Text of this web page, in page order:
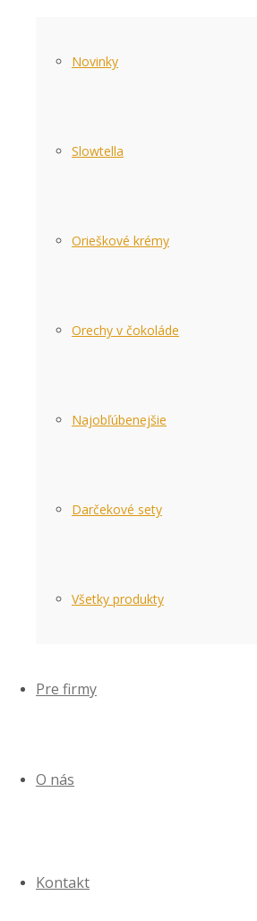
Novinky
Slowtella
Orieškové krémy
Orechy v čokoláde
Najobľúbenejšie
Darčekové sety
Všetky produkty
Pre firmy
O nás
Kontakt